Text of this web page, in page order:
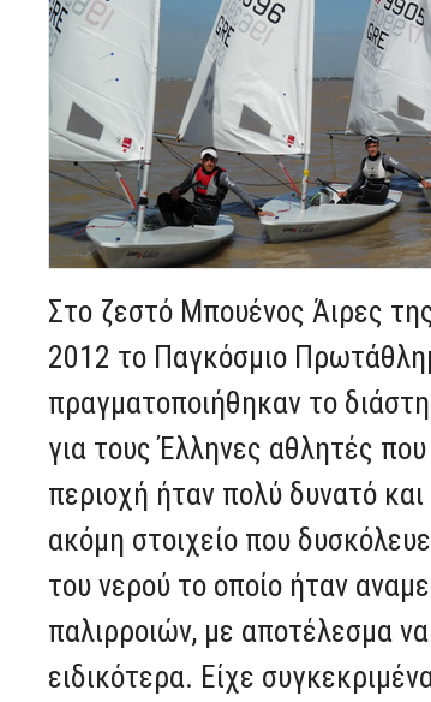
Στο ζεστό Μπουένος Άιρες
2012 το Παγκόσμιο
πραγματοποιήθηκαν το
για τους Έλληνες αθλητές
περιοχή ήταν πολύ δυνατό
ακόμη στοιχείο που
του νερού το οποίο ήταν
παλιρροιών, με αποτέλεσμα να
ειδικότερα. Είχε